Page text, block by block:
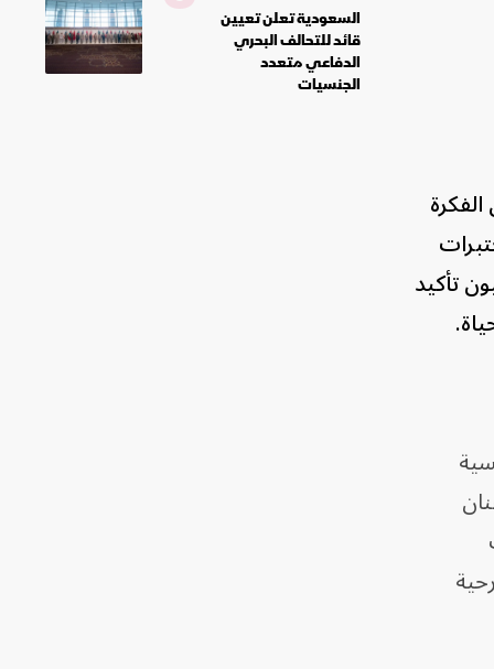
تأكيد
السعودية تعلن تعيين
قائد للتحالف البحري
الدفاعي متعدد
الجنسيات